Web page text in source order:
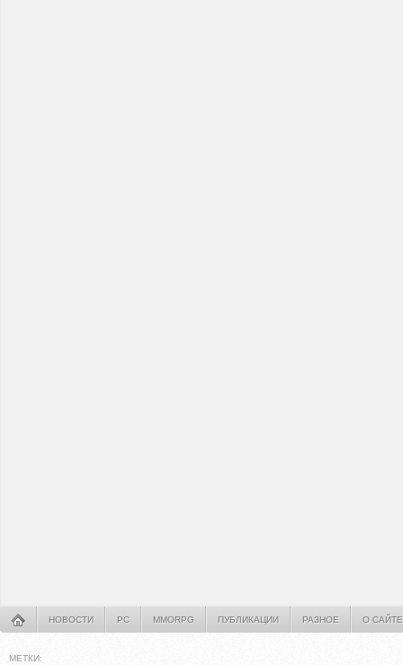
НОВОСТИ PC MMORPG ПУБЛИКАЦИИ РАЗНОЕ О САЙТЕ
МЕТКИ: